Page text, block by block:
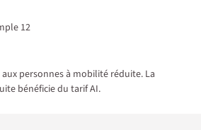
12
personnes à mobilité réduite. La
bénéficie du tarif AI.